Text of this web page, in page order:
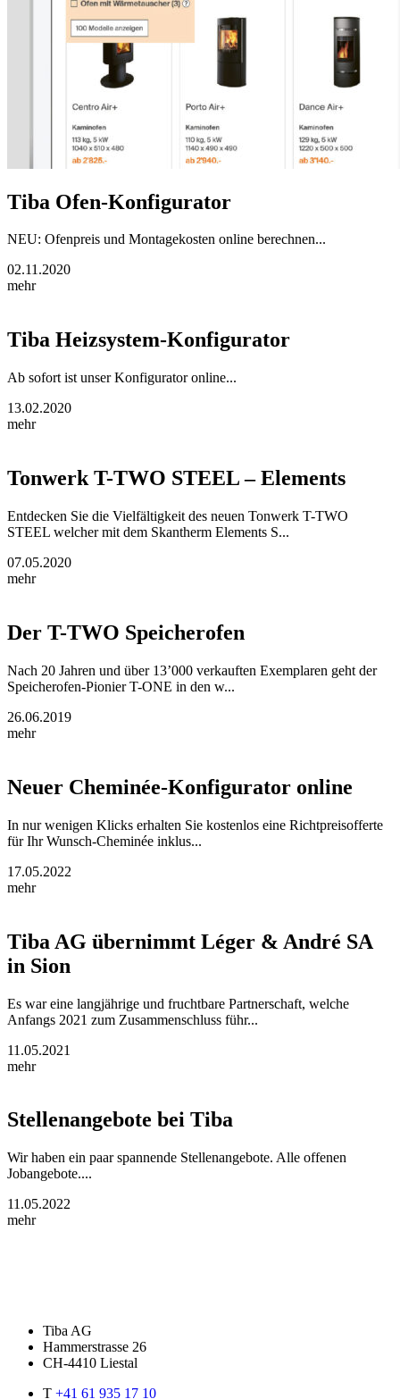
Tiba Ofen-Konfigurator
NEU: Ofenpreis und Montagekosten online berechnen...
02.11.2020
mehr
Tiba Heizsystem-Konfigurator
Ab sofort ist unser Konfigurator online...
13.02.2020
mehr
Tonwerk T-TWO STEEL – Elements
Entdecken Sie die Vielfältigkeit des neuen Tonwerk T-TWO
STEEL welcher mit dem Skantherm Elements S...
07.05.2020
mehr
Der T-TWO Speicherofen
Nach 20 Jahren und über 13’000 verkauften Exemplaren geht der
Speicherofen-Pionier T-ONE in den w...
26.06.2019
mehr
Neuer Cheminée-Konfigurator online
In nur wenigen Klicks erhalten Sie kostenlos eine Richtpreisofferte
für Ihr Wunsch-Cheminée inklus...
17.05.2022
mehr
Tiba AG übernimmt Léger & André SA
in Sion
Es war eine langjährige und fruchtbare Partnerschaft, welche
Anfangs 2021 zum Zusammenschluss führ...
11.05.2021
mehr
Stellenangebote bei Tiba
Wir haben ein paar spannende Stellenangebote. Alle offenen
Jobangebote....
11.05.2022
mehr
Tiba AG
Hammerstrasse 26
CH-4410 Liestal
T +41 61 935 17 10